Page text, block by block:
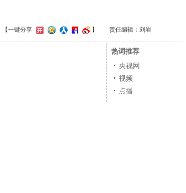
【一键分享 】 责任编辑：刘岩
热词推荐
央视网
视频
点播